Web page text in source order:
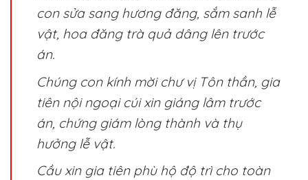
con sửa sang hương đăng, sắm sanh lễ
vật, hoa đăng trà quả dâng lên trước
án.
Chúng con kính mời chư vị Tôn thần, gia
tiên nội ngoại cúi xin giáng lâm trước
án, chứng giám lòng thành và thụ
hưởng lễ vật.
Cầu xin gia tiên phù hộ độ trì cho toàn